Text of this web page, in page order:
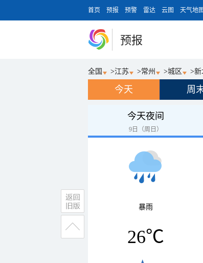
首页 预报 预警 雷达 云图 天气地图
预报
全国 >江苏 >常州 >城区 >新
今天 周
今天夜间
9日（周日）
暴雨
26℃